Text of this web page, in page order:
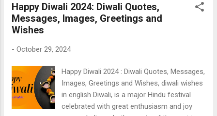
sunset (Maghrib), abstaining from food,
drink, smoking, and other physical needs.
Spiritual Reflection A time for increased
to strengthen their relationship with Allah
through increased prayer (Salat), recitation
of the Quran, and acts of charity (Zakat).
Community and Fellowship Ramadan fosters
Happy Diwali 2024: Diwali Quotes,
Messages, Images, Greetings and
Wishes
- October 29, 2024
Happy Diwali 2024 : Diwali Quotes, Messages,
Images, Greetings and Wishes, diwali wishes
in english Diwali, is a major Hindu festival
celebrated with great enthusiasm and joy